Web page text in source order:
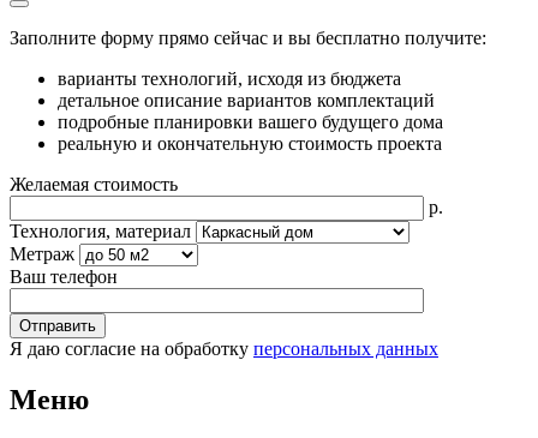
Заполните форму прямо сейчас и вы бесплатно получите:
варианты технологий, исходя из бюджета
детальное описание вариантов комплектаций
подробные планировки вашего будущего дома
реальную и окончательную стоимость проекта
Желаемая стоимость
р.
Технология, материал
Метраж
Ваш телефон
Я даю согласие на обработку персональных данных
Меню